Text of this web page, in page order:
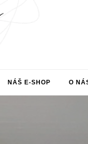
NÁŠ E-SHOP O